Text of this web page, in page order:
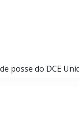
posse do DCE